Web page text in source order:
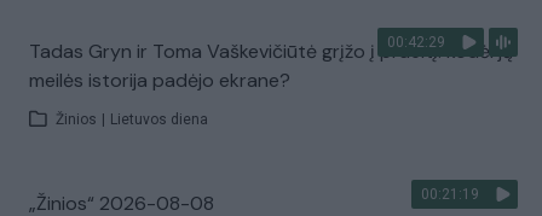
00:42:29
Tadas Gryn ir Toma Vaškevičiūtė grįžo į praeitį: kodėl jų
meilės istorija padėjo ekrane?
Žinios Lietuvos diena
00:21:19
„Žinios“ 2026-08-08